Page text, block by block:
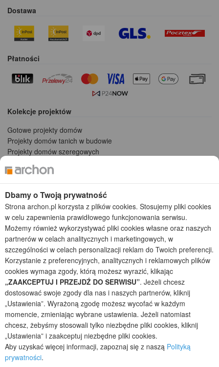
Dostawa
Płatności
Kolekcje projektów
Gotowe projekty domów
Projekty domów tanich w budowie
Projekty domów szeregowych
Projekty domów wielorodzinnych
Projekty domów bliźniaczych
Projekty domów nowoczesnych
Projekty domów parterowych
2026 © ARCHON+ Biuro Projektów - Tradycyjne i nowoczesne gotowe
projekty domów - autorska pracownia architektoniczna założona w 1990r.
Z uwagi na ciągłe doskonalenie procesu powstawania projektów (zgodnie z
normą ISO 9001), prezentowane na stronie projekty domów mogą
nieznacznie różnić się od dokumentacji technicznej.
Informujemy, iż w celu optymalizacji treści dostępnych w naszym sklepie,
dostosowania ich do Państwa indywidualnych potrzeb korzystamy z
informacji zapisanych za pomocą plików cookies na urządzeniach
końcowych użytkowników. Pliki cookies użytkownik może kontrolować za
pomocą ustawień swojej przeglądarki internetowej. Dalsze korzystanie z
naszego serwisu internetowego, bez zmiany ustawień przeglądarki
internetowej oznacza, iż użytkownik akceptuje stosowanie plików cookies.
Więcej informacji zawartych jest w polityce prywatności.
Dbamy o Twoją prywatność
Strona archon.pl korzysta z plików cookies. Stosujemy pliki cookies
w celu zapewnienia prawidłowego funkcjonowania serwisu.
Możemy również wykorzystywać pliki cookies własne oraz naszych
partnerów w celach analitycznych i marketingowych, w
szczególności w celach personalizacji reklam do Twoich preferencji.
Korzystanie z preferencyjnych, analitycznych i reklamowych plików
cookies wymaga zgody, którą możesz wyrazić, klikając
„ZAAKCEPTUJ I PRZEJDŹ DO SERWISU”. Jeżeli chcesz
dostosować swoje zgody dla nas i naszych partnerów, kliknij
„Ustawienia”. Wyrażoną zgodę możesz wycofać w każdym
momencie, zmieniając wybrane ustawienia. Jeżeli natomiast
chcesz, żebyśmy stosowali tylko niezbędne pliki cookies, kliknij
„Ustawienia” i zaakceptuj niezbędne pliki cookies.
Aby uzyskać więcej informacji, zapoznaj się z naszą Polityką
prywatności.